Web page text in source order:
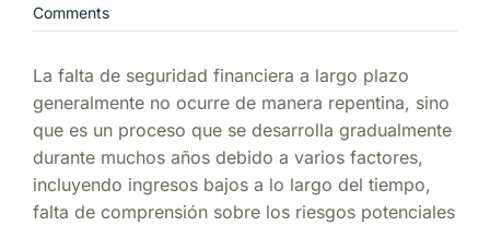
Comments
La falta de seguridad financiera a largo plazo
generalmente no ocurre de manera repentina, sino
que es un proceso que se desarrolla gradualmente
durante muchos años debido a varios factores,
incluyendo ingresos bajos a lo largo del tiempo,
falta de comprensión sobre los riesgos potenciales